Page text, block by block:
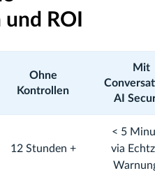
ROI
Ohne
Kontrollen
Mit
AI
12 Stunden +
< 5
via